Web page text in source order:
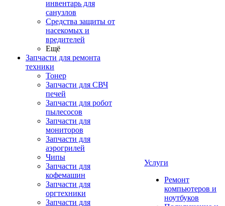
инвентарь для
санузлов
Средства защиты от
насекомых и
вредителей
Ещё
Запчасти для ремонта
техники
Тонер
Запчасти для СВЧ
печей
Запчасти для робот
пылесосов
Запчасти для
мониторов
Запчасти для
аэрогрилей
Чипы
Запчасти для
кофемашин
Запчасти для
оргтехники
Запчасти для
Услуги
Ремонт
компьютеров и
ноутбуков